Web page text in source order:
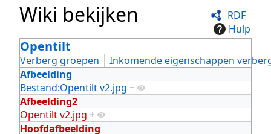
RDF
Hulp
Wiki bekijken
Opentilt
Verberg groepen
Inkomende eigenschappen
Afbeelding
Bestand:Opentilt v2.jpg +
Afbeelding2
Opentilt v2.jpg +
Hoofdafbeelding